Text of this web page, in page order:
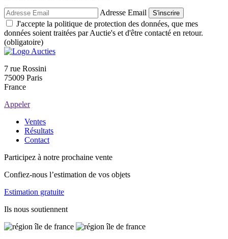
Adresse Email S'inscrire
J'accepte la politique de protection des données, que mes
données soient traitées par Auctie's et d'être contacté en retour.
(obligatoire)
7 rue Rossini
75009 Paris
France
Appeler
Ventes
Résultats
Contact
Participez à notre prochaine vente
Confiez-nous l’estimation de vos objets
Estimation gratuite
Ils nous soutiennent